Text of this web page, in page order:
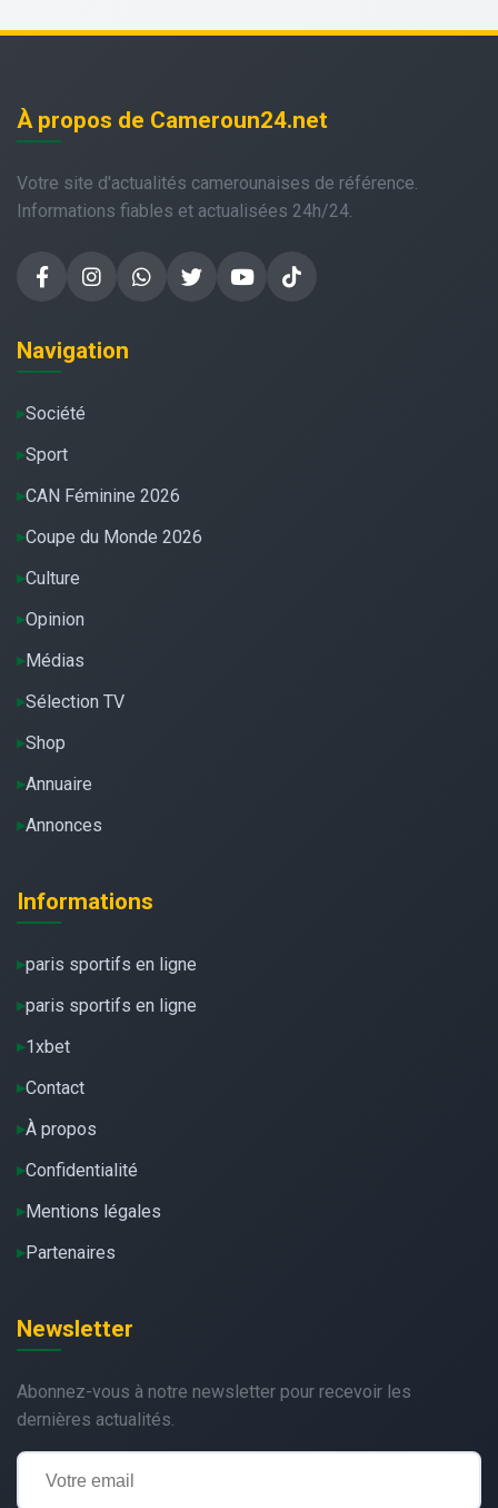
À propos de Cameroun24.net
Votre site d'actualités camerounaises de référence.
Informations fiables et actualisées 24h/24.
Navigation
Société
Sport
CAN Féminine 2026
Coupe du Monde 2026
Culture
Opinion
Médias
Sélection TV
Shop
Annuaire
Annonces
Informations
paris sportifs en ligne
paris sportifs en ligne
1xbet
Contact
À propos
Confidentialité
Mentions légales
Partenaires
Newsletter
Abonnez-vous à notre newsletter pour recevoir les
dernières actualités.